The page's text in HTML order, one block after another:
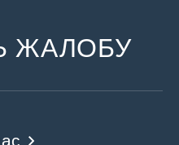
ЖАЛОБУ